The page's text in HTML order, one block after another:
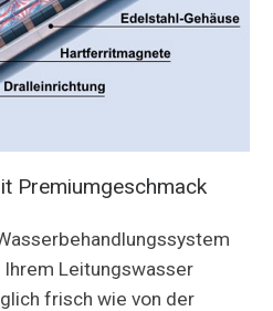
Premiumgeschmack
Leitungswasser
frisch wie von der